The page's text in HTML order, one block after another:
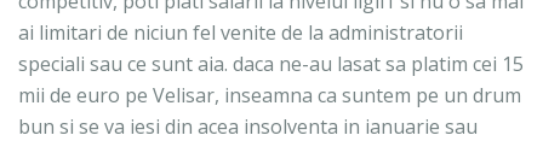
ai limitari de niciun fel venite de la administratorii
speciali sau ce sunt aia. daca ne-au lasat sa platim cei 15
mii de euro pe Velisar, inseamna ca suntem pe un drum
bun si se va iesi din acea insolventa in ianuarie sau